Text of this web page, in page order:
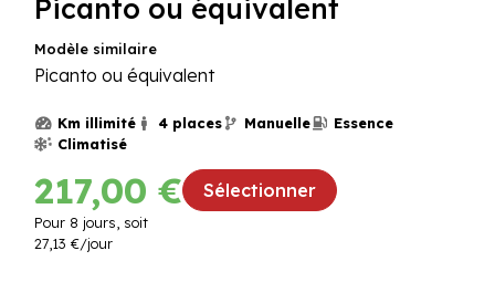
Picanto ou équivalent
Modèle similaire
Picanto ou équivalent
Km illimité 4 places Manuelle
Essence
Climatisé
217,00 €
Pour 8 jours, soit
27,13 €/jour
Sélectionner